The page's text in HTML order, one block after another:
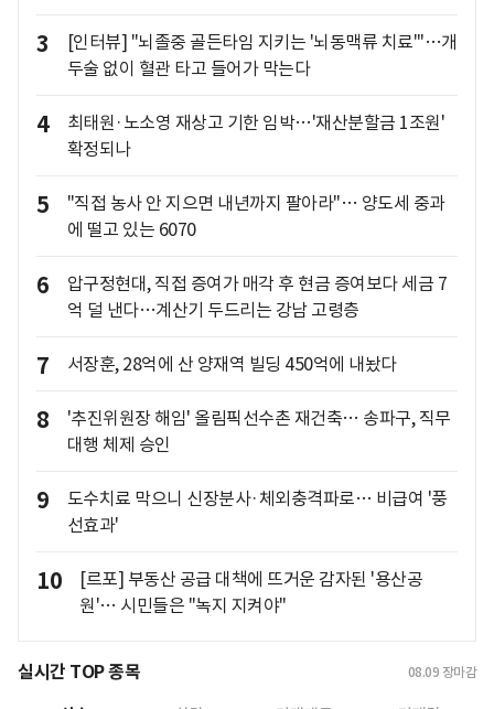
3
[인터뷰] "뇌졸중 골든타임 지키는 '뇌동맥류 치료'"…개
두술 없이 혈관 타고 들어가 막는다
4
최태원·노소영 재상고 기한 임박…'재산분할금 1조원'
확정되나
5
"직접 농사 안 지으면 내년까지 팔아라"… 양도세 중과
에 떨고 있는 6070
6
압구정현대, 직접 증여가 매각 후 현금 증여보다 세금 7
억 덜 낸다…계산기 두드리는 강남 고령층
7 서장훈, 28억에 산 양재역 빌딩 450억에 내놨다
8
'추진위원장 해임' 올림픽선수촌 재건축… 송파구, 직무
대행 체제 승인
9
도수치료 막으니 신장분사·체외충격파로… 비급여 '풍
선효과'
10
[르포] 부동산 공급 대책에 뜨거운 감자된 '용산공
원'… 시민들은 "녹지 지켜야"
실시간 TOP 종목 08.09 장마감